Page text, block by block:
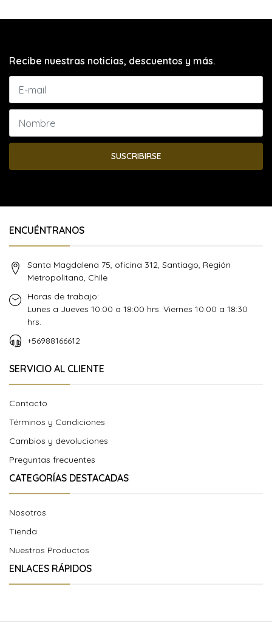
Recibe nuestras noticias, descuentos y más.
SUSCRIBIRSE
ENCUÉNTRANOS
Santa Magdalena 75, oficina 312, Santiago, Región
Metropolitana, Chile
Horas de trabajo:
Lunes a Jueves 10:00 a 18:00 hrs. Viernes 10:00 a 18:30
hrs.
+56988166612
SERVICIO AL CLIENTE
Contacto
Términos y Condiciones
Cambios y devoluciones
Preguntas frecuentes
CATEGORÍAS DESTACADAS
Nosotros
Tienda
Nuestros Productos
ENLACES RÁPIDOS